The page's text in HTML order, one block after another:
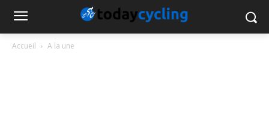
Accueil A la une